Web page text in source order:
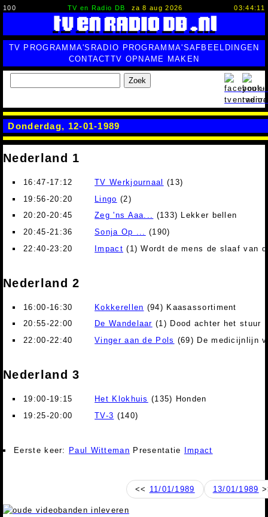
100 TV en Radio DB za 8 aug 2026 03:44:12
TV PROGRAMMA'S RADIO PROGRAMMA'SAFBEELDINGEN
CONTACTTV OPNAME MAKEN
Zoek
Donderdag, 12-01-1989
Nederland 1
16:47-17:12 TV Werkjournaal
(13)
19:56-20:20
Lingo (2)
20:20-20:45
Zeg 'ns Aaa... (133) Lekker bellen
20:45-21:36
Sonja Op ... (190)
22:40-23:20
Impact (1) Wordt de mens de slaaf van
Nederland 2
16:00-16:30 Kokkerellen (94) Kaasassortiment
20:55-22:00
De Wandelaar (1) Dood achter het stuur
22:00-22:40
Vinger aan de Pols (69) De medicijnlijn
Nederland 3
19:00-19:15 Het Klokhuis (135) Honden
19:25-20:00
TV-3 (140)
Eerste keer: Paul Witteman Presentatie Impact
<< 11/01/1989 13/01/1989